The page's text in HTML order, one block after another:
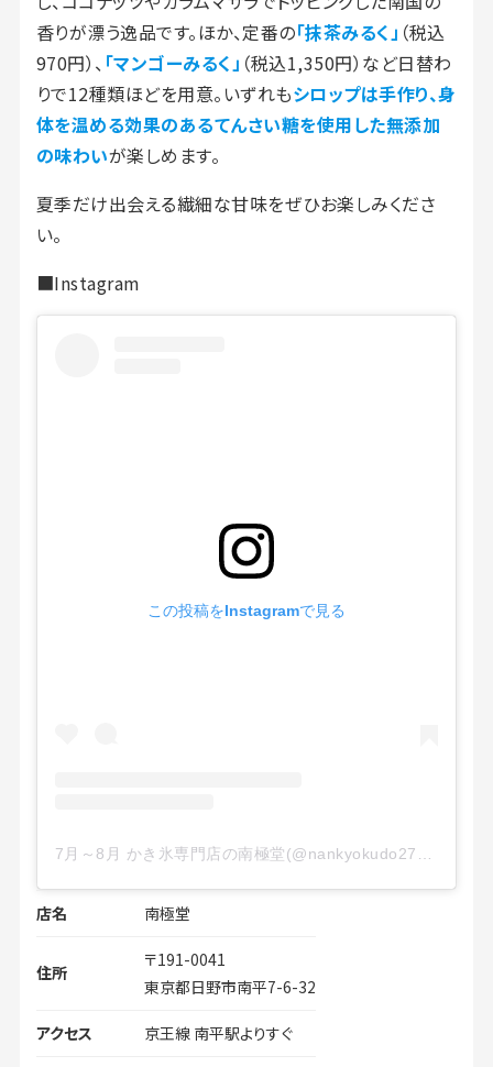
香りが漂う逸品です。ほか、定番の「抹茶みるく」 （税込
970円）、 「マンゴーみるく」 （税込1,350円）など日替わ
りで12種類ほどを用意。いずれもシロップは手作り、身
体を温める効果のあるてんさい糖を使用した無添加
の味わいが楽しめます。
夏季だけ出会える繊細な甘味をぜひお楽しみくださ
い。
■Instagram
この投稿をInstagramで見る
店名 南極堂
住所
〒191-0041
東京都日野市南平7-6-32
アクセス 京王線 南平駅よりすぐ